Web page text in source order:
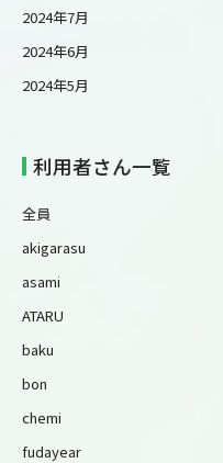
2024年7月
2024年6月
2024年5月
利用者さん一覧
全員
akigarasu
asami
ATARU
baku
bon
chemi
fudayear